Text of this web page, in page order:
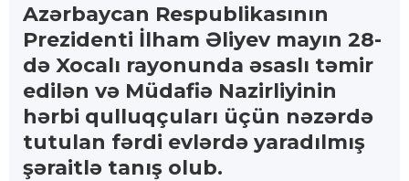
Azərbaycan Respublikasının
Prezidenti İlham Əliyev mayın 28-
də Xocalı rayonunda əsaslı təmir
edilən və Müdafiə Nazirliyinin
hərbi qulluqçuları üçün nəzərdə
tutulan fərdi evlərdə yaradılmış
şəraitlə tanış olub.